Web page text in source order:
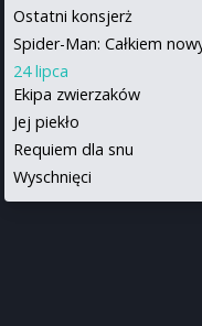
Ostatni konsjerż
Spider-Man: Całkiem
24 lipca
Ekipa zwierzaków
Jej piekło
Requiem dla snu
Wyschnięci